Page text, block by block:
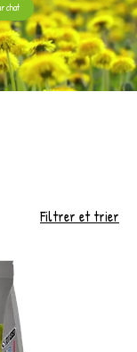
Filtrer et trier
chat